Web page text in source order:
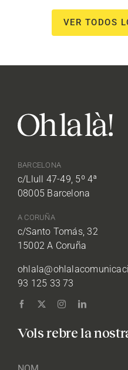
VER TODOS
BARCELONA
c/Llull 47-49, 5º 4ª
08005 Barcelona
A CORUÑA
c/Santo Tomás, 32
15002 A Coruña
93 125 33 73
Vols rebre la